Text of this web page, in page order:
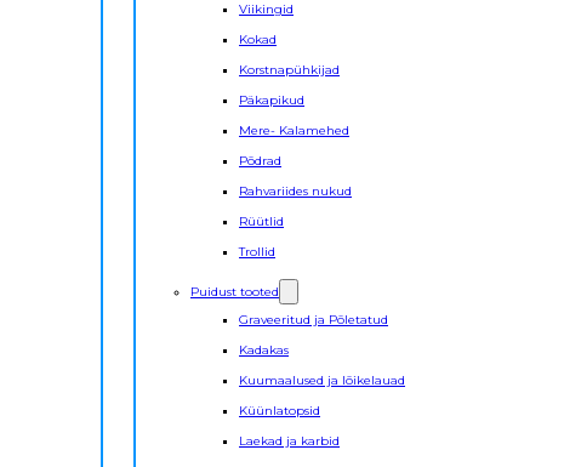
Viikingid
Kokad
Korstnapühkijad
Päkapikud
Mere- Kalamehed
Põdrad
Rahvariides nukud
Rüütlid
Trollid
Puidust tooted
Graveeritud ja Põletatud
Kadakas
Kuumaalused ja lõikelauad
Küünlatopsid
Laekad ja karbid